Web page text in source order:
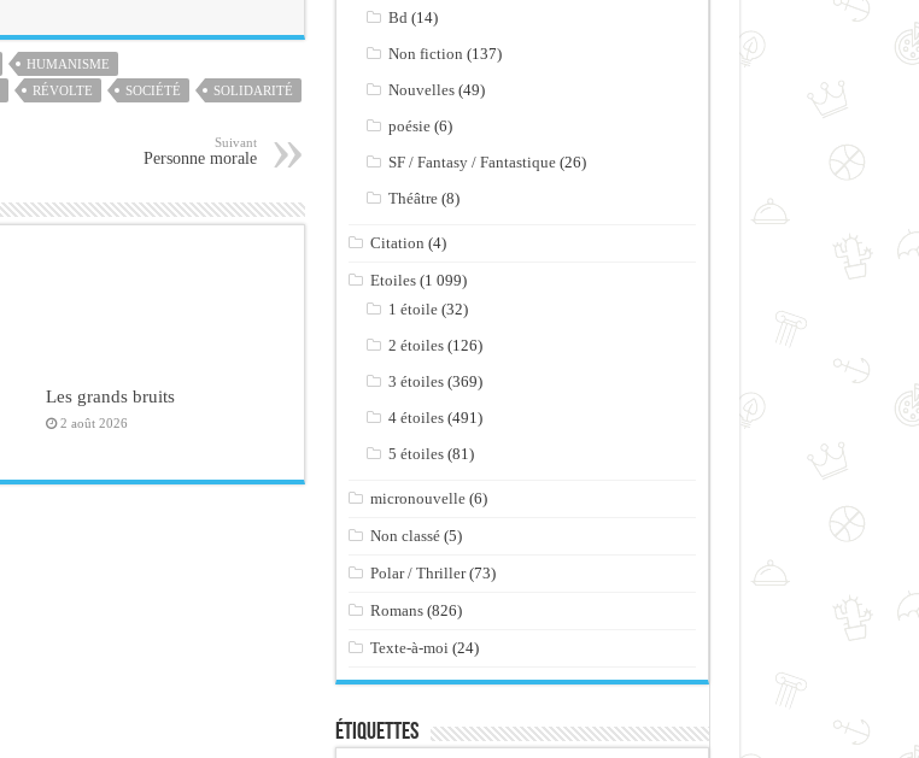
HUMANISME
RÉVOLTE SOCIÉTÉ SOLIDARITÉ
Suivant
Personne morale
Les grands bruits
2 août 2026
Bd (14)
Non fiction (137)
Nouvelles (49)
poésie (6)
SF / Fantasy / Fantastique (26)
Théâtre (8)
Citation (4)
Etoiles (1 099)
1 étoile (32)
2 étoiles (126)
3 étoiles (369)
4 étoiles (491)
5 étoiles (81)
micronouvelle (6)
Non classé (5)
Polar / Thriller(73)
Romans (826)
Texte-à-moi (24)
Étiquettes